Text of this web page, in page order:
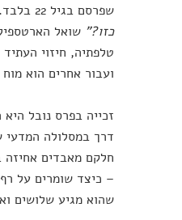
שפרסם בגיל 22 בלבד.
כזו?" שואל
טלפתיה, חיזוי
ועבור אחרים הוא
זכייה בפרס נובל
דרך במסלולה המדעי
חלקם מאבדים אחיזה
– כיצד שומרים על
שהוא מגיע שלושים